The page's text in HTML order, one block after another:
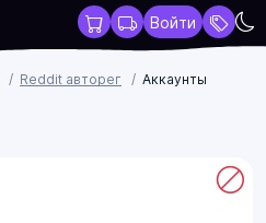
Войти
Reddit авторег
Аккаунты